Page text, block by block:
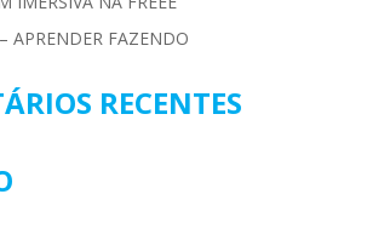
APRENDER FAZENDO
RECENTES